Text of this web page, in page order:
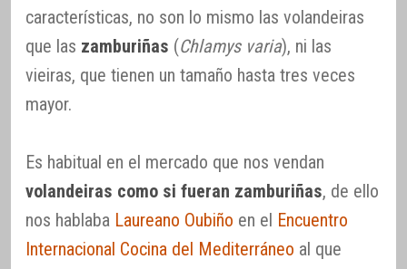
características, no son lo mismo las volandeiras
que las zamburiñas (Chlamys varia), ni las
vieiras, que tienen un tamaño hasta tres veces
mayor.
Es habitual en el mercado que nos vendan
volandeiras como si fueran zamburiñas, de ello
nos hablaba Laureano Oubiño en el Encuentro
Internacional Cocina del Mediterráneo al que